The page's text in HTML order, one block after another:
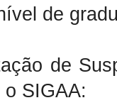
de
de
SIGAA: